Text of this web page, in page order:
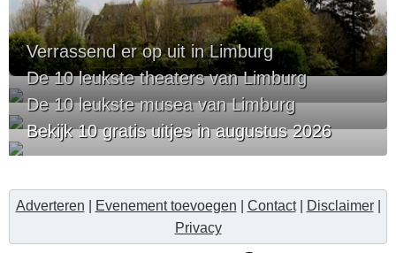
Verrassend er op uit in Limburg
De 10 leukste theaters van Limburg
De 10 leukste musea van Limburg
Bekijk 10 gratis uitjes in augustus 2026
Adverteren Evenement toevoegen Contact| Disclaimer|
Privacy